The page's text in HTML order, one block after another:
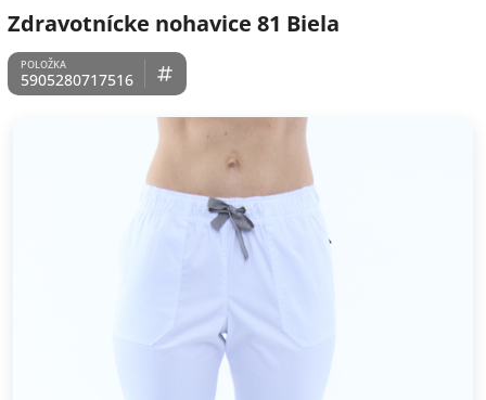
Zdravotnícke nohavice 81 Biela
5905280717516